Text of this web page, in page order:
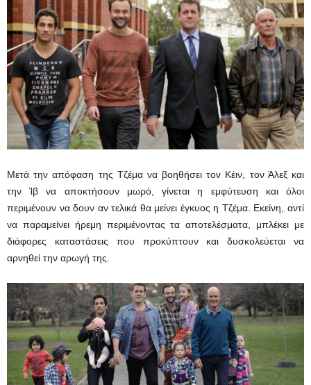
Μετά την απόφαση της Τζέμα να βοηθήσει τον Κέιν, τον Άλεξ και
την Ίβ να αποκτήσουν μωρό, γίνεται η εμφύτευση και όλοι
περιμένουν να δουν αν τελικά θα μείνει έγκυος η Τζέμα. Εκείνη, αντί
να παραμείνει ήρεμη περιμένοντας τα αποτελέσματα, μπλέκει με
διάφορες καταστάσεις που προκύπτουν και δυσκολεύεται να
αρνηθεί την αρωγή της.